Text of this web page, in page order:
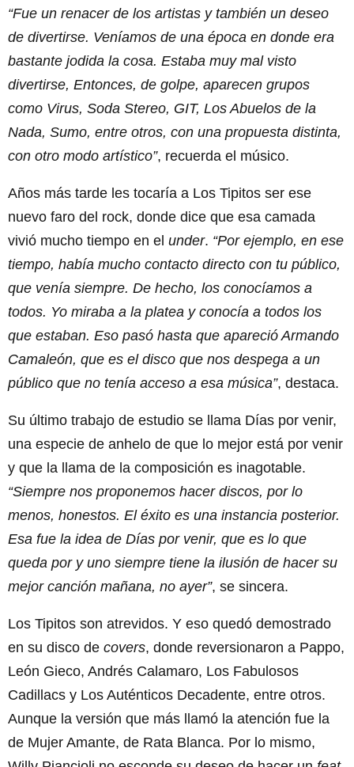
“Fue un renacer de los artistas y también un deseo
de divertirse. Veníamos de una época en donde era
bastante jodida la cosa. Estaba muy mal visto
divertirse, Entonces, de golpe, aparecen grupos
como Virus, Soda Stereo, GIT, Los Abuelos de la
Nada, Sumo, entre otros, con una propuesta distinta,
con otro modo artístico”, recuerda el músico.
Años más tarde les tocaría a Los Tipitos ser ese
nuevo faro del rock, donde dice que esa camada
vivió mucho tiempo en el under. “Por ejemplo, en ese
tiempo, había mucho contacto directo con tu público,
que venía siempre. De hecho, los conocíamos a
todos. Yo miraba a la platea y conocía a todos los
que estaban. Eso pasó hasta que apareció Armando
Camaleón, que es el disco que nos despega a un
público que no tenía acceso a esa música”, destaca.
Su último trabajo de estudio se llama Días por venir,
una especie de anhelo de que lo mejor está por venir
y que la llama de la composición es inagotable.
“Siempre nos proponemos hacer discos, por lo
menos, honestos. El éxito es una instancia posterior.
Esa fue la idea de Días por venir, que es lo que
queda por y uno siempre tiene la ilusión de hacer su
mejor canción mañana, no ayer”, se sincera.
Los Tipitos son atrevidos. Y eso quedó demostrado
en su disco de covers, donde reversionaron a Pappo,
León Gieco, Andrés Calamaro, Los Fabulosos
Cadillacs y Los Auténticos Decadente, entre otros.
Aunque la versión que más llamó la atención fue la
de Mujer Amante, de Rata Blanca. Por lo mismo,